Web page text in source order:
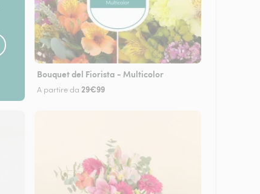
Bouquet del Fiorista - Multicolor
A partire da 29€99